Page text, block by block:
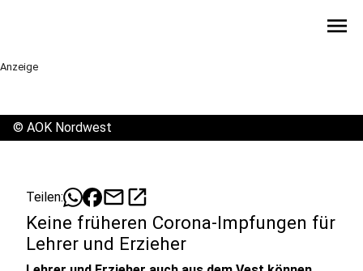
menu
Anzeige
© AOK Nordwest
Teilen: mailopen_in_new
Keine früheren Corona-Impfungen für
Lehrer und Erzieher